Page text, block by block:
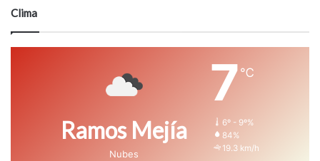
Clima
Ramos Mejía
Nubes
7 ℃
6º - 9º%
84%
19.3 km/h